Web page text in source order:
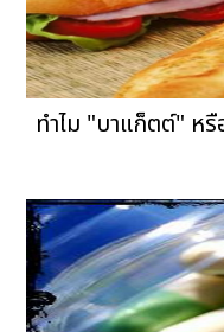
ทำไม "บาแก็ตต์" ห